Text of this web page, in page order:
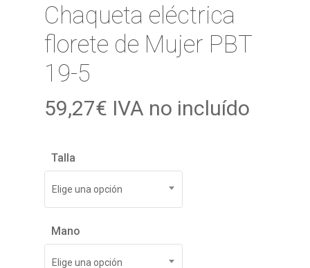
Chaqueta eléctrica
florete de Mujer PBT
19-5
59,27€ IVA no incluído
Talla
Elige una opción
Mano
Elige una opción